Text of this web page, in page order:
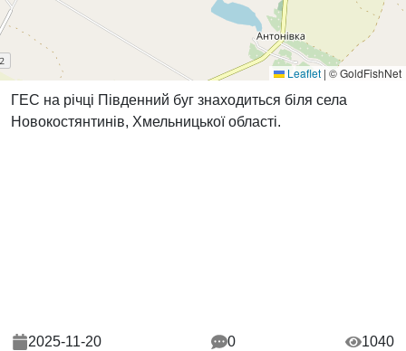
Leaflet | © GoldFishNet
ГЕС на річці Південний буг знаходиться біля села
Новокостянтинів, Хмельницької області.
2025-11-20 0 1040